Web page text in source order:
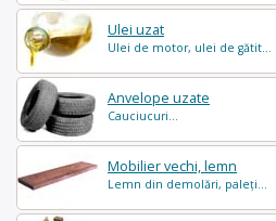
Ulei uzat
Ulei de motor, ulei de gătit...
Anvelope uzate
Cauciucuri...
Mobilier vechi, lemn
Lemn din demolări, paleți...